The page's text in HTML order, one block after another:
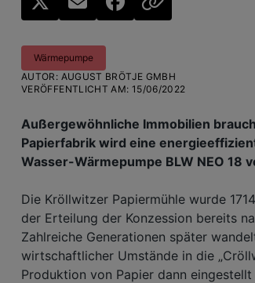
Wärmepumpe
AUTOR : AUGUST BRÖTJE GMBH
VERÖFFENTLICHT AM: 15/06/2022
Außergewöhnliche Immobilien
Papierfabrik wird eine
Wasser-Wärmepumpe BLW NEO 18
Die Kröllwitzer Papiermühle wurde
der Erteilung der Konzession bereits
Zahlreiche Generationen später
wirtschaftlicher Umstände in die
Produktion von Papier dann